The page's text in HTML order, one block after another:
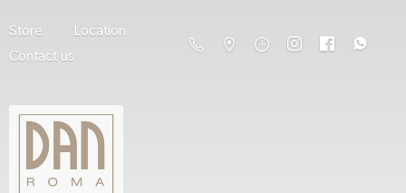
Store
Location
Contact us